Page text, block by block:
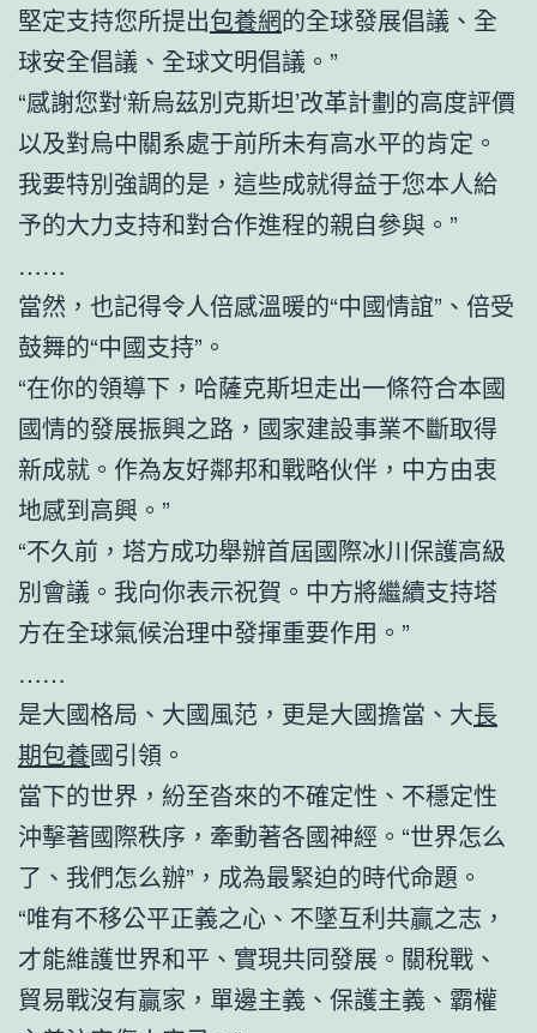
堅定支持您所提出包養網的全球發展倡議、全
球安全倡議、全球文明倡議。”
“感謝您對‘新烏茲別克斯坦’改革計劃的高度評價
以及對烏中關系處于前所未有高水平的肯定。
我要特別強調的是，這些成就得益于您本人給
予的大力支持和對合作進程的親自參與。”
……
當然，也記得令人倍感溫暖的“中國情誼”、倍受
鼓舞的“中國支持”。
“在你的領導下，哈薩克斯坦走出一條符合本國
國情的發展振興之路，國家建設事業不斷取得
新成就。作為友好鄰邦和戰略伙伴，中方由衷
地感到高興。”
“不久前，塔方成功舉辦首屆國際冰川保護高級
別會議。我向你表示祝賀。中方將繼續支持塔
方在全球氣候治理中發揮重要作用。”
……
是大國格局、大國風范，更是大國擔當、大長
期包養國引領。
當下的世界，紛至沓來的不確定性、不穩定性
沖擊著國際秩序，牽動著各國神經。“世界怎么
了、我們怎么辦”，成為最緊迫的時代命題。
“唯有不移公平正義之心、不墜互利共贏之志，
才能維護世界和平、實現共同發展。關稅戰、
貿易戰沒有贏家，單邊主義、保護主義、霸權